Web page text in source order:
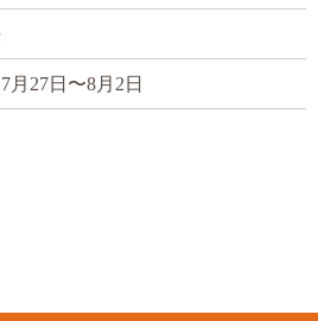
月27日〜8月2日